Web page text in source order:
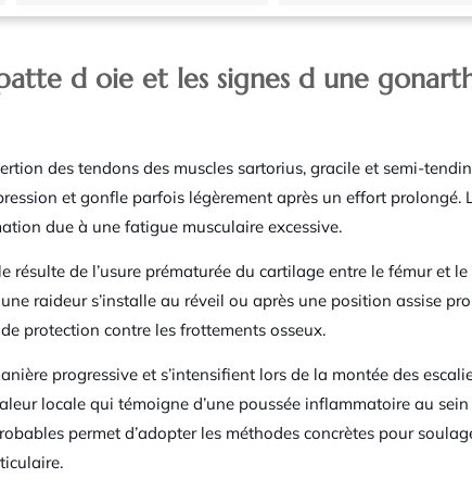
d oie et les signes d une
des tendons des muscles sartorius, gracile et semi-
et gonfle parfois légèrement après un effort prolongé.
due à une fatigue musculaire excessive.
résulte de l’usure prématurée du cartilage entre le fémur et
raideur s’installe au réveil ou après une position assise
protection contre les frottements osseux.
progressive et s’intensifient lors de la montée des
locale qui témoigne d’une poussée inflammatoire au
permet d’adopter les méthodes concrètes pour